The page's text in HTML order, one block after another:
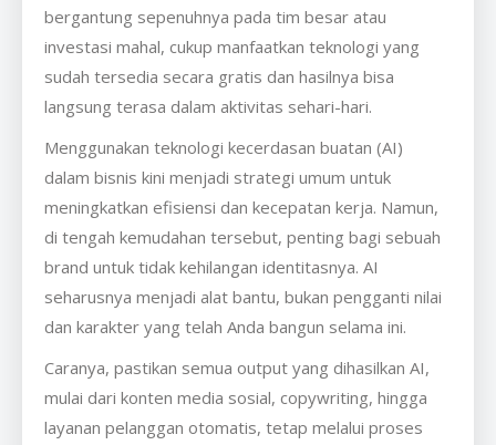
bergantung sepenuhnya pada tim besar atau
investasi mahal, cukup manfaatkan teknologi yang
sudah tersedia secara gratis dan hasilnya bisa
langsung terasa dalam aktivitas sehari-hari.
Menggunakan teknologi kecerdasan buatan (AI)
dalam bisnis kini menjadi strategi umum untuk
meningkatkan efisiensi dan kecepatan kerja. Namun,
di tengah kemudahan tersebut, penting bagi sebuah
brand untuk tidak kehilangan identitasnya. AI
seharusnya menjadi alat bantu, bukan pengganti nilai
dan karakter yang telah Anda bangun selama ini.
Caranya, pastikan semua output yang dihasilkan AI,
mulai dari konten media sosial, copywriting, hingga
layanan pelanggan otomatis, tetap melalui proses